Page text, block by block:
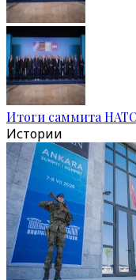
Итоги саммита
Истории